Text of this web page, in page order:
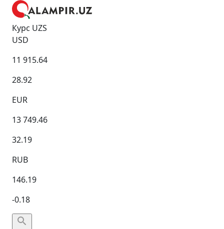
Курс UZS
USD
11 915.64
28.92
EUR
13 749.46
32.19
RUB
146.19
-0.18